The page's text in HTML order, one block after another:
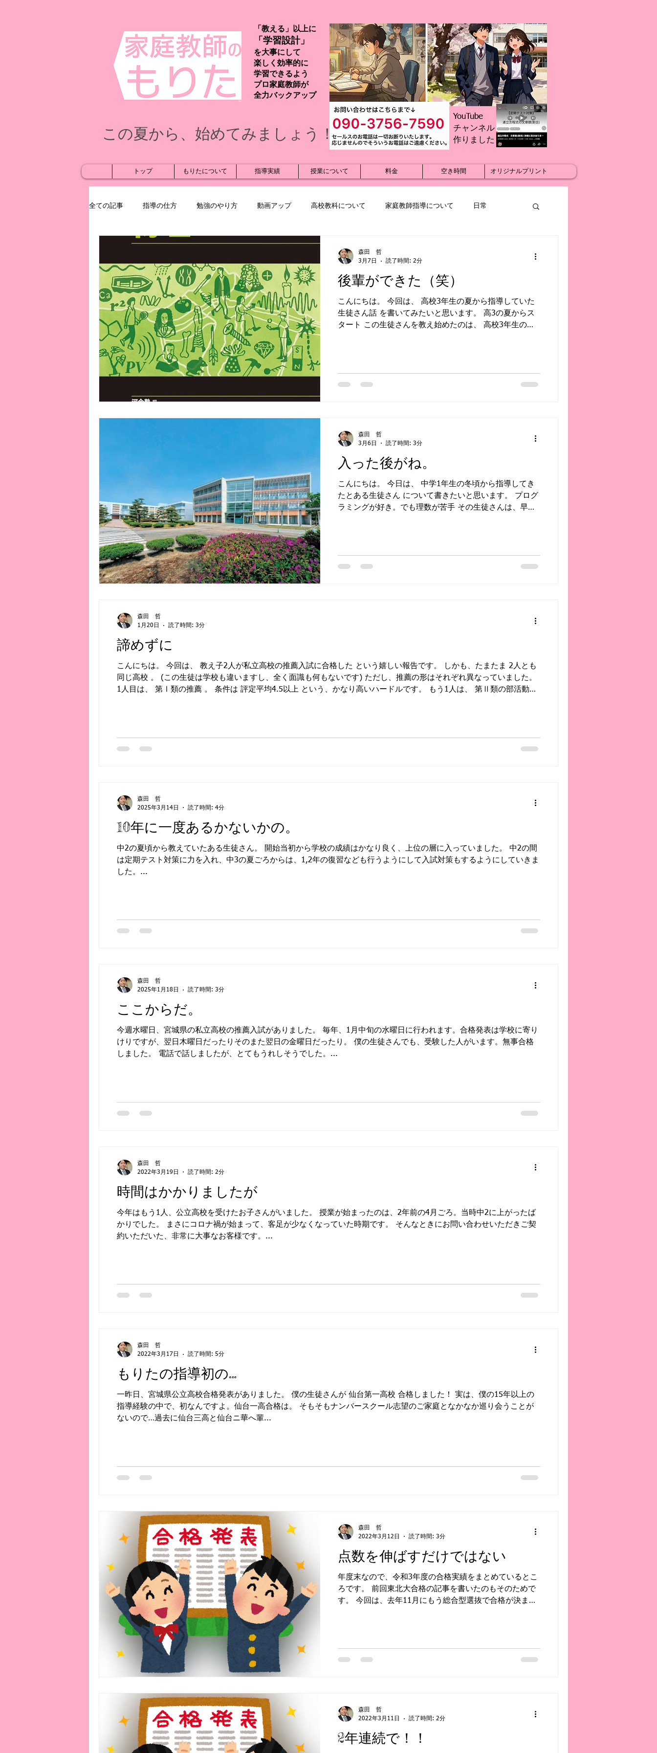
「教える」以上に
「学習設計」
を大事にして
楽しく効率的に
学習できるよう
プロ家庭教師が
​全力バックアップ
この夏から、始めてみましょう！
YouTube
チャンネル
​作りました
トップ もりたについて 指導実績 授業について 料金 空き時間 オリジナルプリント
全ての記事 指導の仕方 勉強のやり方 動画アップ 高校教科について 家庭教師指導について 日常
お知らせ 初記事 教育事情 ジ・アフター 合格
後輩ができた（笑）
こんにちは。 今回は、 高校3年生の夏から指導していた
生徒さん話 を書いてみたいと思います。 高3の夏からス
タート この生徒さんを教え始めたのは、 高校3年生の夏
抜 。 ただし、不合格だった場合も考え、 共通テスト対
策 も並行して進めていました。 推薦は不合格 残念なが
通テスト対策として使ったのは、 河合塾 Z会 などが出し
ている 共通テスト問題集 。 これは、各予備校で実施さ
れた マーク模試をまとめた問題集 で、本番にかなり近い
形式の演習ができます。 勉強の基本はシンプルです。 問
題を解く 間違えた問題を解き直す 解説を徹底して理解す
る この繰り返しでした。 共通テスト本番 そして迎えた
共通テスト本番 。 正直、 思っ
森田 哲
3月7日
読了時間: 2分
入った後がね。
こんにちは。 今日は、 中学1年生の冬頃から指導してき
たとある生徒さん について書きたいと思います。 プログ
ラミングが好き。でも理数が苦手 その生徒さんは、早い
意 という、少しアンバランスな状況でした。 特に大変だ
ったのは、 計算ミスの多さ 。 内容は理解していても、
意。 地元ではなく、「秋田工業高等専門学校」を志望校
に選びました。 （例年、定員割れの傾向があることも考
慮しました。） もちろん、安全策として私立高校にも出
願しました
森田 哲
3月6日
読了時間: 3分
諦めずに
こんにちは。 今回は、 教え子2人が私立高校の推薦入試に合格した という嬉しい報告です。 しかも、たまたま 2人とも
同じ高校 。 (この生徒は学校も違いますし、全く面識も何もないです) ただし、推薦の形はそれぞれ異なっていました。
1人目は、 第Ⅰ類の推薦 。 条件は 評定平均4.5以上 という、かなり高いハードルです。 もう1人は、 第Ⅱ類の部活動推
中で迎えたのが、 後期中間テスト でした。 ここで本人がしっかり踏ん張り、苦手科目にも粘り強く取り組んだ結果、
評定平均をクリア 。 最後まで諦めずに努力したことが、きちんと形になりました。 部活動推薦でも、さらに上を目指す
森田 哲
1月20日
読了時間: 3分
10年に一度あるかないかの。
中2の夏頃から教えていたある生徒さん。 開始当初から学校の成績はかなり良く、上位の層に入っていました。 中2の間
は定期テスト対策に力を入れ、中3の夏ごろからは、1,2年の復習なども行うようにして入試対策もするようにしていきま
した。...
森田 哲
2025年3月14日
読了時間: 4分
ここからだ。
今週水曜日、宮城県の私立高校の推薦入試がありました。 毎年、1月中旬の水曜日に行われます。合格発表は学校に寄り
けりですが、翌日木曜日だったりそのまた翌日の金曜日だったり。 僕の生徒さんでも、受験した人がいます。無事合格
しました。 電話で話しましたが、とてもうれしそうでした。...
森田 哲
2025年1月18日
読了時間: 3分
時間はかかりましたが
今年はもう1人、公立高校を受けたお子さんがいました。 授業が始まったのは、2年前の4月ごろ。当時中2に上がったば
かりでした。 まさにコロナ禍が始まって、客足が少なくなっていた時期です。 そんなときにお問い合わせいただきご契
約いただいた、非常に大事なお客様です。...
森田 哲
2022年3月19日
読了時間: 2分
もりたの指導初の…
一昨日、宮城県公立高校合格発表がありました。 僕の生徒さんが 仙台第一高校 合格しました！ 実は、僕の15年以上の
指導経験の中で、初なんですよ。仙台一高合格は。 そもそもナンバースクール志望のご家庭となかなか巡り会うことが
ないので…過去に仙台三高と仙台ニ華へ輩...
森田 哲
2022年3月17日
読了時間: 5分
点数を伸ばすだけではない
年度末なので、令和3年度の合格実績をまとめているとこ
ろです。 前回東北大合格の記事を書いたのもそのためで
す。 今回は、去年11月にもう総合型選抜で合格が決まっ
森田 哲
2022年3月12日
読了時間: 3分
2年連続で！！
森田 哲
2022年3月11日
読了時間: 2分